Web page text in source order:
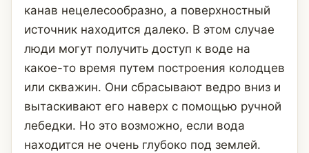
канав нецелесообразно, а поверхностный
источник находится далеко. В этом случае
люди могут получить доступ к воде на
какое-то время путем построения колодцев
или скважин. Они сбрасывают ведро вниз и
вытаскивают его наверх с помощью ручной
лебедки. Но это возможно, если вода
находится не очень глубоко под землей.